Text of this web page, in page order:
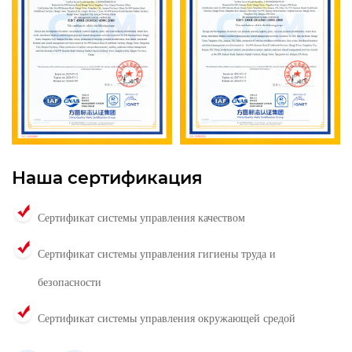
Наша сертификация
Сертификат системы управления качеством
Сертификат системы управления гигиены труда и
безопасности
Сертификат системы управления окружающей средой